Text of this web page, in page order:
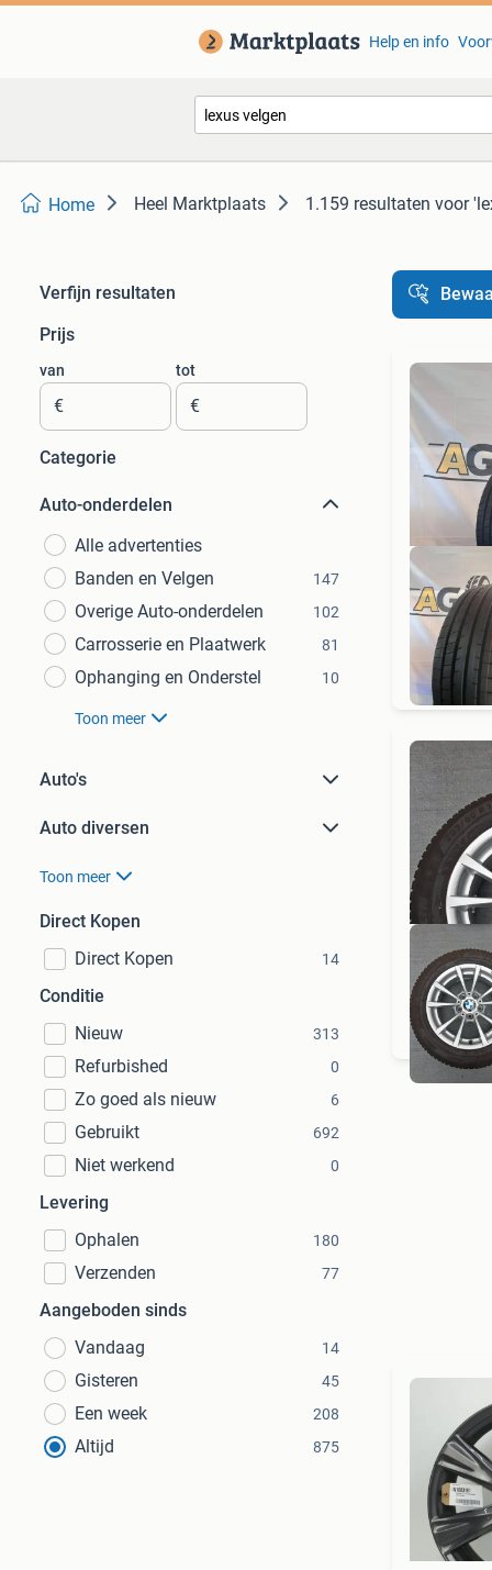
Help en info
Home Heel Marktplaats 1.159 resultaten voor
Verfijn resultaten
Prijs
van
€
tot
€
Categorie
Auto-onderdelen
Alle advertenties
Banden en Velgen
147
Overige Auto-onderdelen 102
Carrosserie en Plaatwerk 81
Ophanging en Onderstel 10
Toon meer
Auto's
Auto diversen
Toon meer
Direct Kopen
Direct Kopen
14
Conditie
Nieuw
313
Refurbished 0
Zo goed als nieuw 6
Gebruikt 692
Niet werkend 0
Levering
Ophalen
180
Verzenden 77
Aangeboden sinds
Vandaag
14
Gisteren 45
Een week 208
Altijd 875